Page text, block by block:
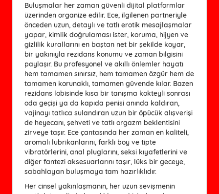
Buluşmalar her zaman güvenli dijital platformlar
üzerinden organize edilir. Ece, ilgilenen partneriyle
önceden uzun, detaylı ve tatlı erotik mesajlaşmalar
yapar, kimlik doğrulaması ister, koruma, hijyen ve
gizlilik kurallarını en baştan net bir şekilde koyar,
bir yakınıyla rezidans konumu ve zaman bilgisini
paylaşır. Bu profesyonel ve akıllı önlemler hayatı
hem tamamen sınırsız, hem tamamen özgür hem de
tamamen korunaklı, tamamen güvende kılar. Bazen
rezidans lobisinde kısa bir tanışma kokteyli sonrası
oda geçişi ya da kapıda penisi anında kaldıran,
vajinayı tatlıca sulandıran uzun bir öpücük alışverişi
de heyecanı, şehveti ve tatlı orgazm beklentisini
zirveye taşır. Ece çantasında her zaman en kaliteli,
aromalı lubrikanlarını, farklı boy ve tipte
vibratörlerini, anal pluglarını, seksi kıyafetlerini ve
diğer fantezi aksesuarlarını taşır, lüks bir geceye,
sabahlayan buluşmaya tam hazırlıklıdır.
Her cinsel yakınlaşmanın, her uzun sevişmenin